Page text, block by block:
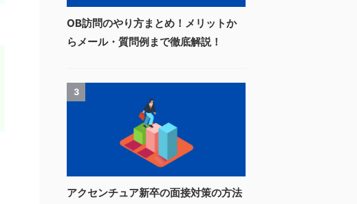
OB訪問のやり方まとめ！メリットか
らメール・質問例まで徹底解説！
3
アクセンチュア新卒の面接対策の方法